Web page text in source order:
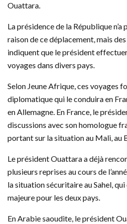
Ouattara.
La présidence de la République
raison de ce déplacement, mais
indiquent que le président
voyages dans divers pays.
Selon Jeune Afrique, ces voyages
diplomatique qui le conduira en
en Allemagne. En France, le
discussions avec son homologue
portant sur la situation au Mali, au
Le président Ouattara a déjà
plusieurs reprises au cours de
la situation sécuritaire au Sahel,
majeure pour les deux pays.
En Arabie saoudite, le président